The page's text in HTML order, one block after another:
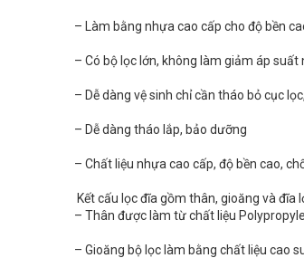
– Làm bằng nhựa cao cấp cho độ bền
– Có bộ lọc lớn, không làm giảm áp suất
– Dễ dàng vệ sinh chỉ cần tháo bỏ cục
– Dễ dàng tháo lắp, bảo dưỡng
– Chất liệu nhựa cao cấp, độ bền cao,
Kết cấu lọc đĩa gồm thân, gioăng và đĩa
– Thân được làm từ chất liệu
– Gioăng bộ lọc làm bằng chất liệu cao